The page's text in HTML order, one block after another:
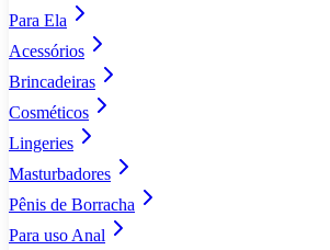
Para Ela
Acessórios
Brincadeiras
Cosméticos
Lingeries
Masturbadores
Pênis de Borracha
Para uso Anal